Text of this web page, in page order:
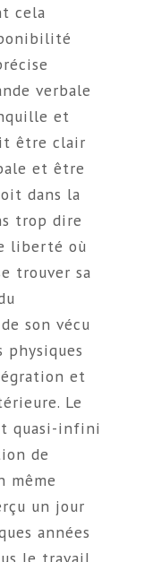
cela
verbale
et
être clair
et être
dans la
trop dire
liberté où
trouver sa
son vécu
physiques
et
Le
quasi-infini
de
même
un jour
années